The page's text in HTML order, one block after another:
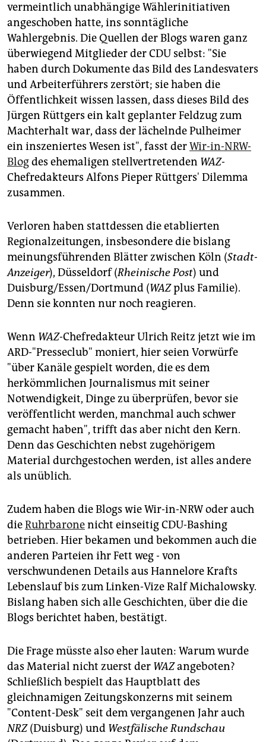
vermeintlich unabhängige Wählerinitiativen
angeschoben hatte, ins sonntägliche
Wahlergebnis. Die Quellen der Blogs waren ganz
überwiegend Mitglieder der CDU selbst: "Sie
haben durch Dokumente das Bild des Landesvaters
und Arbeiterführers zerstört; sie haben die
Öffentlichkeit wissen lassen, dass dieses Bild des
Jürgen Rüttgers ein kalt geplanter Feldzug zum
Machterhalt war, dass der lächelnde Pulheimer
ein inszeniertes Wesen ist", fasst derWir-in-NRW-
Blogdes ehemaligen stellvertretenden WAZ-
Chefredakteurs Alfons Pieper Rüttgers' Dilemma
zusammen.
Verloren haben stattdessen die etablierten
Regionalzeitungen, insbesondere die bislang
meinungsführenden Blätter zwischen Köln (Stadt-
Anzeiger), Düsseldorf (Rheinische Post) und
Duisburg/Essen/Dortmund (WAZplus Familie).
Denn sie konnten nur noch reagieren.
Wenn WAZ-Chefredakteur Ulrich Reitz jetzt wie im
ARD-"Presseclub" moniert, hier seien Vorwürfe
"über Kanäle gespielt worden, die es dem
herkömmlichen Journalismus mit seiner
Notwendigkeit, Dinge zu überprüfen, bevor sie
veröffentlicht werden, manchmal auch schwer
gemacht haben", trifft das aber nicht den Kern.
Denn das Geschichten nebst zugehörigem
Material durchgestochen werden, ist alles andere
als unüblich.
Zudem haben die Blogs wie Wir-in-NRW oder auch
dieRuhrbaronenicht einseitig CDU-Bashing
betrieben. Hier bekamen und bekommen auch die
anderen Parteien ihr Fett weg - von
verschwundenen Details aus Hannelore Krafts
Lebenslauf bis zum Linken-Vize Ralf Michalowsky.
Bislang haben sich alle Geschichten, über die die
Blogs berichtet haben, bestätigt.
Die Frage müsste also eher lauten: Warum wurde
das Material nicht zuerst der WAZangeboten?
Schließlich bespielt das Hauptblatt des
gleichnamigen Zeitungskonzerns mit seinem
"Content-Desk" seit dem vergangenen Jahr auch
NRZ(Duisburg) und Westfälische Rundschau